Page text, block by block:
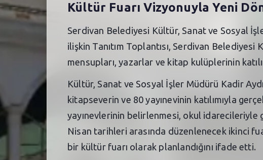
Kültür Fuarı Vizyonuyla Yeni
Serdivan Belediyesi Kültür, Sanat ve Sosyal
ilişkin Tanıtım Toplantısı, Serdivan
mensupları, yazarlar ve kitap kulüplerinin
Kültür, Sanat ve Sosyal İşler Müdürü Kadir
kitapseverin ve 80 yayınevinin katılımıyla
yayınevlerinin belirlenmesi, okul idarecileriyle
Nisan tarihleri arasında düzenlenecek ikinci
bir kültür fuarı olarak planlandığını ifade etti.